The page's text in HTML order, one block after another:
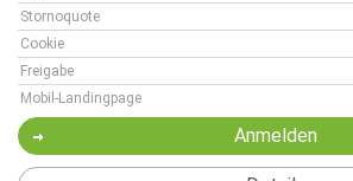
Stornoquote
Cookie
Freigabe
Mobil-Landingpage
Anmelden